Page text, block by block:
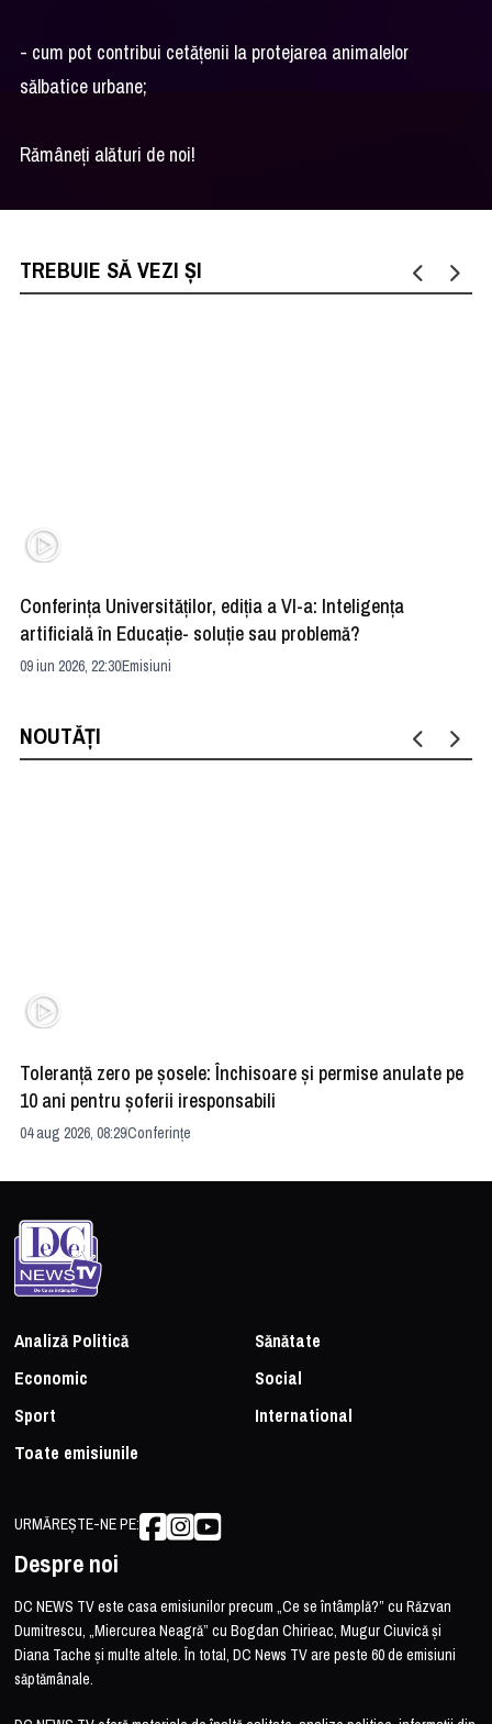
- cum pot contribui cetățenii la protejarea animalelor
sălbatice urbane;
Rămâneți alături de noi!
TREBUIE SĂ VEZI ȘI
Conferința Universităților, ediția a VI-a: Inteligența
artificială în Educație- soluție sau problemă?
09 iun 2026, 22:30Emisiuni
NOUTĂȚI
Toleranță zero pe șosele: Închisoare și permise anulate pe
10 ani pentru șoferii iresponsabili
04 aug 2026, 08:29Conferințe
Analiză Politică
Sănătate
Economic
Social
Sport
International
Toate emisiunile
URMĂREȘTE-NE PE:
Despre noi
DC NEWS TV este casa emisiunilor precum „Ce se întâmplă?” cu Răzvan
Dumitrescu, „Miercurea Neagră” cu Bogdan Chirieac, Mugur Ciuvică și
Diana Tache și multe altele. În total, DC News TV are peste 60 de emisiuni
săptămânale.